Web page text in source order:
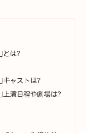
とは?
キャストは?
上演日程や劇場は?